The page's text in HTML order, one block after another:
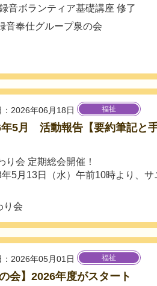
音ボランティア基礎講座 修了
音奉仕グループ泉の会
：2026年06月18日 福祉
5月 活動報告【要約筆記と
り会 定期総会開催！
5月13日（水）午前10時より、サ
り会
：2026年05月01日 福祉
の会】2026年度がスタート